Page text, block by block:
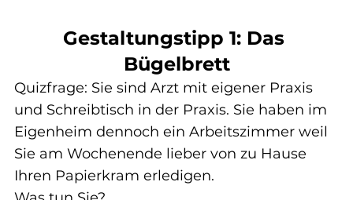
Gestaltungstipp 1: Das
Bügelbrett
Quizfrage: Sie sind Arzt mit eigener Praxis
und Schreibtisch in der Praxis. Sie haben im
Eigenheim dennoch ein Arbeitszimmer weil
Sie am Wochenende lieber von zu Hause
Ihren Papierkram erledigen.